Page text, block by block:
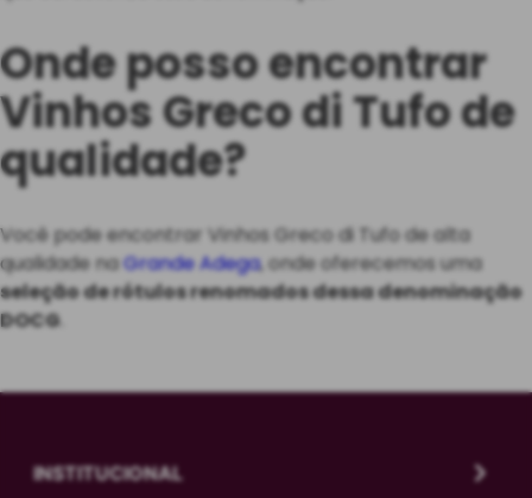
Onde posso encontrar
Vinhos Greco di Tufo de
qualidade?
Você pode encontrar Vinhos Greco di Tufo de alta
qualidade naGrande Adega, onde oferecemos uma
seleção de rótulos renomados dessa denominação
DOCG.
INSTITUCIONAL